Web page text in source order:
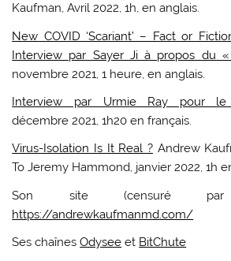
Kaufman, Avril 2022, 1h, en anglais.
New COVID ‘Scariant’ – Fact or
Interview par Sayer Ji à propos du
novembre 2021, 1 heure, en anglais.
Interview par Urmie Ray pour le
décembre 2021, 1h20 en français.
Virus-Isolation Is It Real ? Andrew
To Jeremy Hammond, janvier 2022, 1h
Son site (censuré
https://andrewkaufmanmd.com/
Ses chaînesOdysee et BitChute